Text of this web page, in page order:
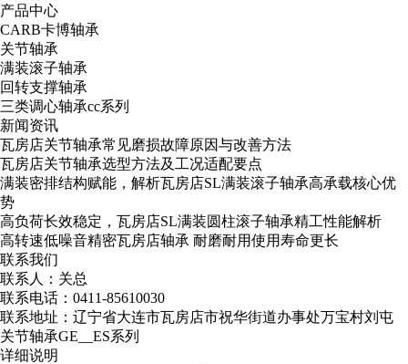
产品中心
CARB卡博轴承
关节轴承
满装滚子轴承
回转支撑轴承
三类调心轴承cc系列
新闻资讯
瓦房店关节轴承常见磨损故障原因与改善方法
瓦房店关节轴承选型方法及工况适配要点
满装密排结构赋能，解析瓦房店SL满装滚子轴承高承载核心优
势
高负荷长效稳定，瓦房店SL满装圆柱滚子轴承精工性能解析
高转速低噪音精密瓦房店轴承​ 耐磨耐用使用寿命更长
联系我们
联系人：关总
联系电话：0411-85610030
联系地址：辽宁省大连市瓦房店市祝华街道办事处万宝村刘屯
关节轴承GE__ES系列
详细说明